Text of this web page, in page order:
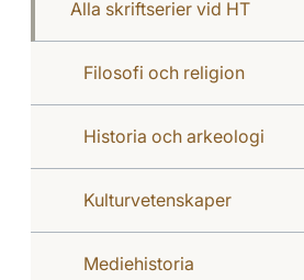
Alla skriftserier vid HT
Filosofi och religion
Historia och arkeologi
Kulturvetenskaper
Mediehistoria